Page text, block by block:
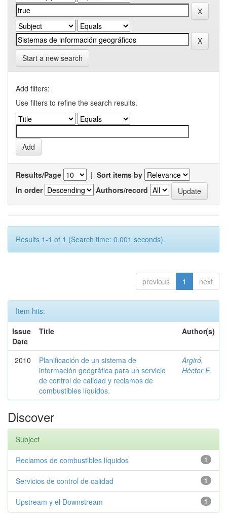
Start a new search
Add filters:
Use filters to refine the search results.
Results/Page | Sort items by
In order
Authors/record
Results 1-1 of 1 (Search time: 0.001 seconds).
previous 1 next
Item hits:
Issue
Date
Title Author(s)
2010
Planificación de un sistema de
información geográfica para un servicio
de control de calidad y reclamos de
combustibles líquidos.
Argiró,
Héctor E.
Discover
Subject
1
Reclamos de combustibles líquidos
1
Servicios de control de calidad
1
Upstream y el Downstream